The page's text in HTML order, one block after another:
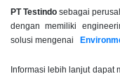
PT Testindo sebagai
dengan memiliki
solusi mengenai
Informasi lebih lanjut dapat